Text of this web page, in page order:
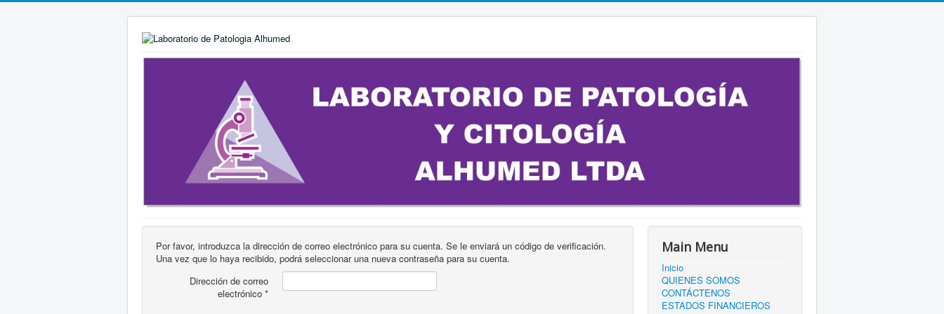
Por favor, introduzca la dirección de correo electrónico para su cuenta. Se le enviará un código de verificación.
Una vez que lo haya recibido, podrá seleccionar una nueva contraseña para su cuenta.
Dirección de correo
electrónico *
Main Menu
Inicio
QUIENES SOMOS
CONTÁCTENOS
ESTADOS FINANCIEROS